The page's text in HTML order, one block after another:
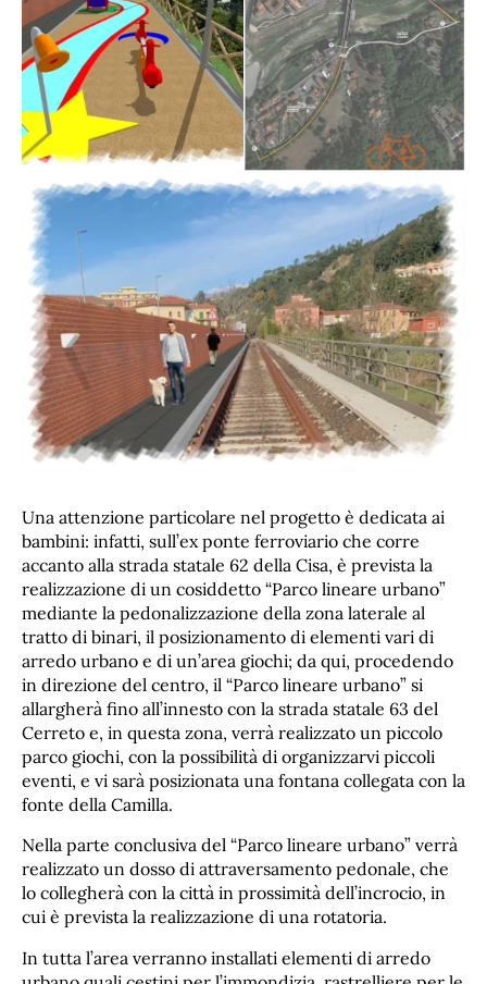
Una attenzione particolare nel progetto è dedicata ai
bambini: infatti, sull’ex ponte ferroviario che corre
accanto alla strada statale 62 della Cisa, è prevista la
realizzazione di un cosiddetto “Parco lineare urbano”
mediante la pedonalizzazione della zona laterale al
tratto di binari, il posizionamento di elementi vari di
arredo urbano e di un’area giochi; da qui, procedendo
in direzione del centro, il “Parco lineare urbano” si
allargherà fino all’innesto con la strada statale 63 del
Cerreto e, in questa zona, verrà realizzato un piccolo
parco giochi, con la possibilità di organizzarvi piccoli
eventi, e vi sarà posizionata una fontana collegata con la
fonte della Camilla.
Nella parte conclusiva del “Parco lineare urbano” verrà
realizzato un dosso di attraversamento pedonale, che
lo collegherà con la città in prossimità dell’incrocio, in
cui è prevista la realizzazione di una rotatoria.
In tutta l’area verranno installati elementi di arredo